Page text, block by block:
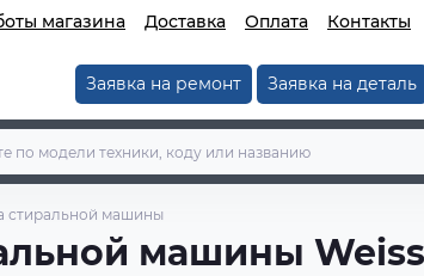
магазина Доставка Оплата Контакты
Заявка на ремонт Заявка на деталь
стиральной машины
машины